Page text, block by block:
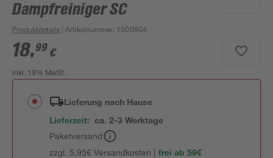
Dampfreiniger SC
Produktdetails | Artikelnummer: 1500904
18,99 €
inkl. 19% MwSt.
Lieferung nach Hause
Lieferzeit: ca. 2-3 Werktage
Paketversand
zzgl. 5,95€ Versandkosten | frei ab 59€